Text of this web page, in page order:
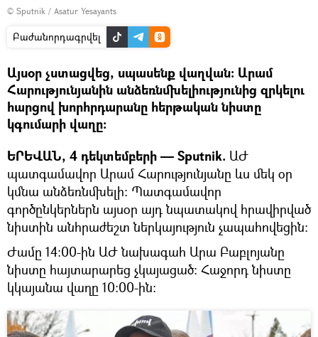
© Sputnik / Asatur Yesayants
Բաժանորդագրվել
Այսօր չստացվեց, սպասենք վաղվան։ Արամ
Հարությունյանին անձեռնմխելիությունից զրկելու
հարցով խորհրդարանը հերթական նիստը
կգումարի վաղը։
ԵՐԵՎԱՆ, 4 դեկտեմբերի — Sputnik. ԱԺ
պատգամավոր Արամ Հարությունյանը ևս մեկ օր
կմնա անձեռնմխելի։ Պատգամավոր
գործընկերներն այսօր այդ նպատակով հրավիրված
նիստին անհրաժեշտ ներկայություն չապահովեցին։
Ժամը 14։00-ին ԱԺ նախագահ Արա Բաբլոյանը
նիստը հայտարարեց չկայացած։ Հաջորդ նիստը
կկայանա վաղը 10։00-ին։